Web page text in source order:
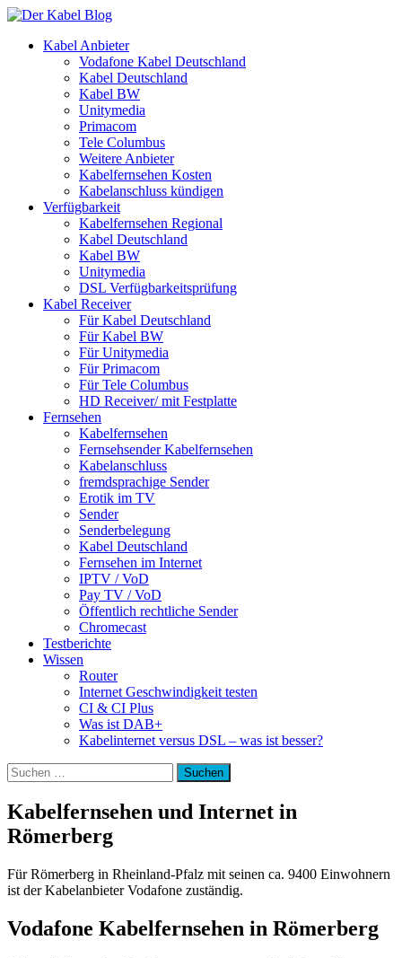
Kabel Anbieter
Vodafone Kabel Deutschland
Kabel Deutschland
Kabel BW
Unitymedia
Primacom
Tele Columbus
Weitere Anbieter
Kabelfernsehen Kosten
Kabelanschluss kündigen
Verfügbarkeit
Kabelfernsehen Regional
Kabel Deutschland
Kabel BW
Unitymedia
DSL Verfügbarkeitsprüfung
Kabel Receiver
Für Kabel Deutschland
Für Kabel BW
Für Unitymedia
Für Primacom
Für Tele Columbus
HD Receiver/ mit Festplatte
Fernsehen
Kabelfernsehen
Fernsehsender Kabelfernsehen
Kabelanschluss
fremdsprachige Sender
Erotik im TV
Sender
Senderbelegung
Kabel Deutschland
Fernsehen im Internet
IPTV / VoD
Pay TV / VoD
Öffentlich rechtliche Sender
Chromecast
Testberichte
Wissen
Router
Internet Geschwindigkeit testen
CI & CI Plus
Was ist DAB+
Kabelinternet versus DSL – was ist besser?
Suchen
nach:
Kabelfernsehen und Internet in
Römerberg
Für Römerberg in Rheinland-Pfalz mit seinen ca. 9400 Einwohnern
ist der Kabelanbieter Vodafone zuständig.
Vodafone Kabelfernsehen in Römerberg